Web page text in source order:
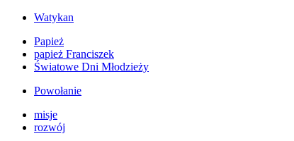
Watykan
Papież
papież Franciszek
Światowe Dni Młodzieży
Powołanie
misje
rozwój